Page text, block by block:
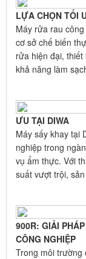
LỰA CHỌN TỐI
Máy rửa rau
cơ sở chế biến
rửa hiện đại,
khả năng làm
ƯU TẠI DIWA
Máy sấy khay tại
nghiệp trong
vụ ẩm thực. Với
suất vượt trội,
900R: GIẢI
CÔNG NGHIỆP
Trong môi trường